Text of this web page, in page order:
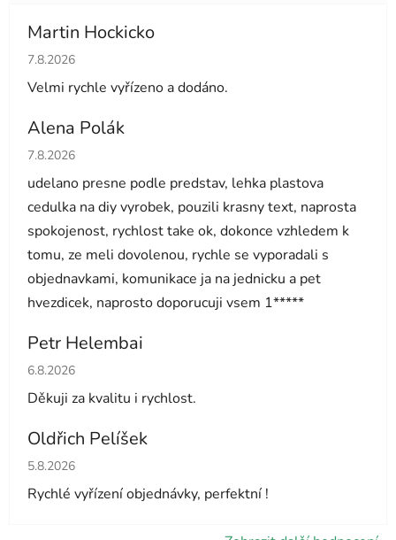
Martin Hockicko
Hodnocení obchodu je 5 z 5 hvězdiček.
7.8.2026
Velmi rychle vyřízeno a dodáno.
Alena Polák
Hodnocení obchodu je 5 z 5 hvězdiček.
7.8.2026
udelano presne podle predstav, lehka plastova
cedulka na diy vyrobek, pouzili krasny text, naprosta
spokojenost, rychlost take ok, dokonce vzhledem k
tomu, ze meli dovolenou, rychle se vyporadali s
objednavkami, komunikace ja na jednicku a pet
hvezdicek, naprosto doporucuji vsem 1*****
Petr Helembai
Hodnocení obchodu je 5 z 5 hvězdiček.
6.8.2026
Děkuji za kvalitu i rychlost.
Oldřich Pelíšek
Hodnocení obchodu je 5 z 5 hvězdiček.
5.8.2026
Rychlé vyřízení objednávky, perfektní !